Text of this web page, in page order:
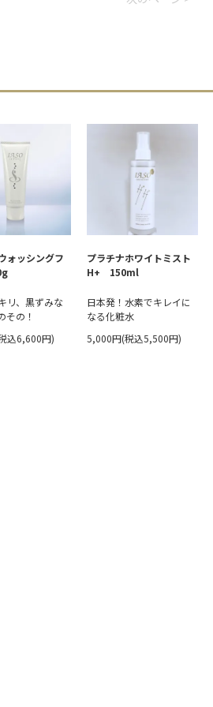
ォッシングフ
リ、黒ずみな
その！
込6,600円)
プラチナホワイトミスト
H+ 150ml
日本発！水素でキレイに
なる化粧水
5,000円(税込5,500円)